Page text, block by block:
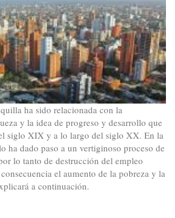
ha sido relacionada con la
y la idea de progreso y desarrollo que
siglo XIX y a lo largo del siglo XX. En la
ha dado paso a un vertiginoso proceso de
lo tanto de destrucción del empleo
el aumento de la pobreza y la
a continuación.